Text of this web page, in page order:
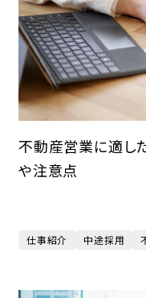
不動産営業に適し
や注意点
仕事紹介 中途採用